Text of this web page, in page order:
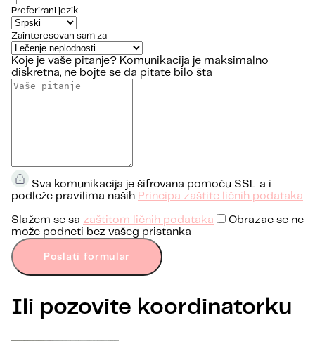
Preferirani jezik
Zainteresovan sam za
Koje je vaše pitanje? Komunikacija je maksimalno
diskretna, ne bojte se da pitate bilo šta
Sva komunikacija je šifrovana pomoću SSL-a i
podleže pravilima naših Principa zaštite ličnih podataka
Slažem se sa zaštitom ličnih podataka
Obrazac se ne
može podneti bez vašeg pristanka
Poslati formular
Ili pozovite koordinatorku